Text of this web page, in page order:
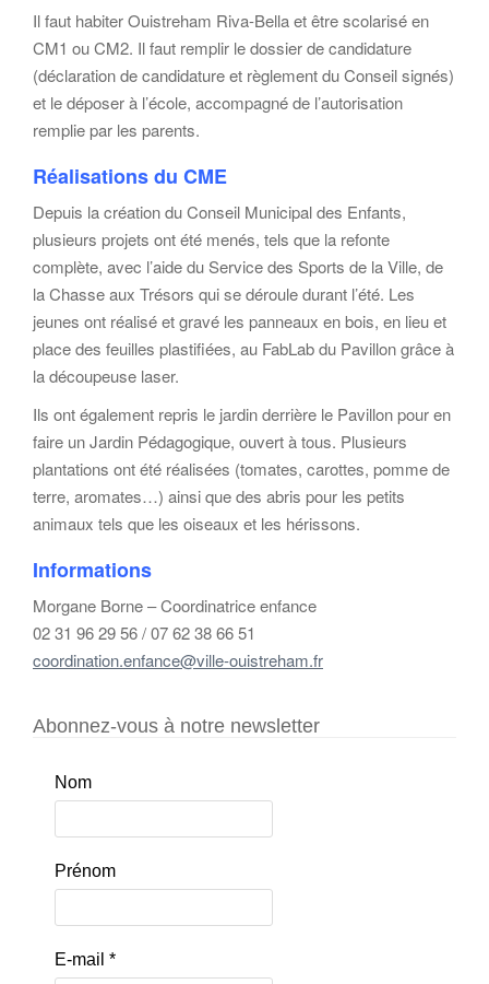
Il faut habiter Ouistreham Riva-Bella et être scolarisé en
CM1 ou CM2. Il faut remplir le dossier de candidature
(déclaration de candidature et règlement du Conseil signés)
et le déposer à l’école, accompagné de l’autorisation
remplie par les parents.
Réalisations du CME
Depuis la création du Conseil Municipal des Enfants,
plusieurs projets ont été menés, tels que la refonte
complète, avec l’aide du Service des Sports de la Ville, de
la Chasse aux Trésors qui se déroule durant l’été. Les
jeunes ont réalisé et gravé les panneaux en bois, en lieu et
place des feuilles plastifiées, au FabLab du Pavillon grâce à
la découpeuse laser.
Ils ont également repris le jardin derrière le Pavillon pour en
faire un Jardin Pédagogique, ouvert à tous. Plusieurs
plantations ont été réalisées (tomates, carottes, pomme de
terre, aromates…) ainsi que des abris pour les petits
animaux tels que les oiseaux et les hérissons.
Informations
Morgane Borne – Coordinatrice enfance
02 31 96 29 56 / 07 62 38 66 51
coordination.enfance@ville-ouistreham.fr
Abonnez-vous à notre newsletter
Nom
Prénom
E-mail *